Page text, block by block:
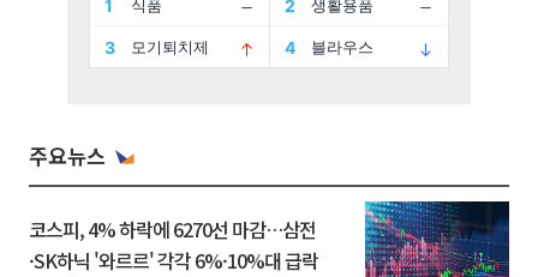
주요뉴스
코스피, 4% 하락에 6270선 마감…삼전
·SK하닉 '와르르' 각각 6%·10%대 급락